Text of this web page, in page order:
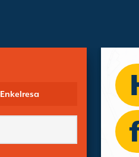
Enkelresa